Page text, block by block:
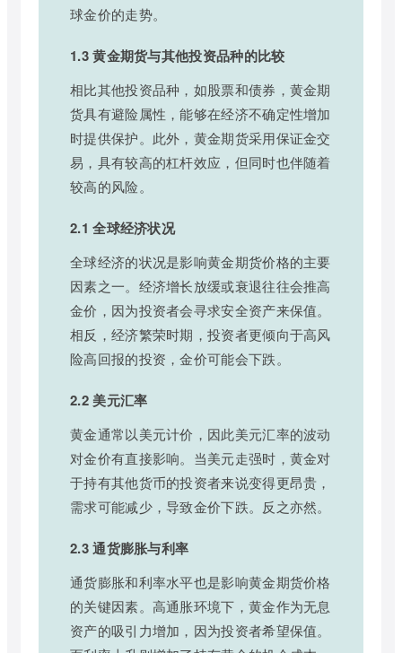
球金价的走势。
1.3 黄金期货与其他投资品种的比较
相比其他投资品种，如股票和债券，黄金期
货具有避险属性，能够在经济不确定性增加
时提供保护。此外，黄金期货采用保证金交
易，具有较高的杠杆效应，但同时也伴随着
较高的风险。
2.1 全球经济状况
全球经济的状况是影响黄金期货价格的主要
因素之一。经济增长放缓或衰退往往会推高
金价，因为投资者会寻求安全资产来保值。
相反，经济繁荣时期，投资者更倾向于高风
险高回报的投资，金价可能会下跌。
2.2 美元汇率
黄金通常以美元计价，因此美元汇率的波动
对金价有直接影响。当美元走强时，黄金对
于持有其他货币的投资者来说变得更昂贵，
需求可能减少，导致金价下跌。反之亦然。
2.3 通货膨胀与利率
通货膨胀和利率水平也是影响黄金期货价格
的关键因素。高通胀环境下，黄金作为无息
资产的吸引力增加，因为投资者希望保值。